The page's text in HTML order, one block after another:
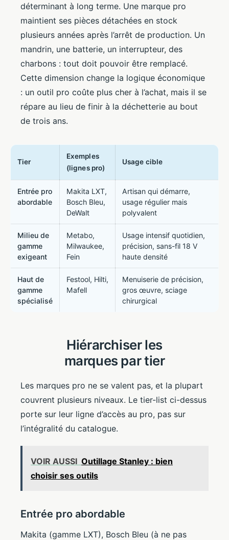
déterminant à long terme. Une marque pro
maintient ses pièces détachées en stock
plusieurs années après l’arrêt de production. Un
mandrin, une batterie, un interrupteur, des
charbons : tout doit pouvoir être remplacé.
Cette dimension change la logique économique
: un outil pro coûte plus cher à l’achat, mais il se
répare au lieu de finir à la déchetterie au bout
de trois ans.
Tier
Exemples
(lignes pro)
Usage cible
Entrée pro
abordable
Makita LXT,
Bosch Bleu,
DeWalt
Artisan qui démarre,
usage régulier mais
polyvalent
Milieu de
gamme
exigeant
Metabo,
Milwaukee,
Fein
Usage intensif quotidien,
précision, sans-fil 18 V
haute densité
Haut de
gamme
spécialisé
Festool, Hilti,
Mafell
Menuiserie de précision,
gros œuvre, sciage
chirurgical
Hiérarchiser les
marques par tier
Les marques pro ne se valent pas, et la plupart
couvrent plusieurs niveaux. Le tier-list ci-dessus
porte sur leur ligne d’accès au pro, pas sur
l’intégralité du catalogue.
VOIR AUSSI Outillage Stanley : bien
choisir ses outils
Entrée pro abordable
Makita (gamme LXT), Bosch Bleu (à ne pas